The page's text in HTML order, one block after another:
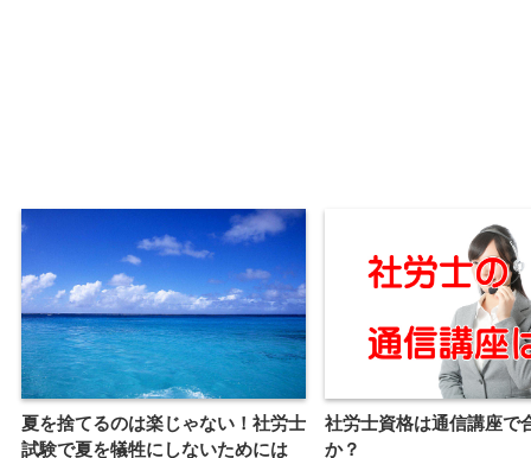
夏を捨てるのは楽じゃない！社労士
試験で夏を犠牲にしないためには
社労士資格は通信講座で
か？